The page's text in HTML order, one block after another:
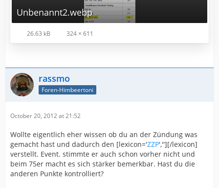
Unbenannt2.webp
26.63 kB 324 × 611
rassmo
Foren-Himbeertoni
October 20, 2012 at 21:52
Wollte eigentlich eher wissen ob du an der Zündung was
gemacht hast und dadurch den [lexicon='ZZP',''][/lexicon]
verstellt. Event. stimmte er auch schon vorher nicht und
beim 75er macht es sich stärker bemerkbar. Hast du die
anderen Punkte kontrolliert?